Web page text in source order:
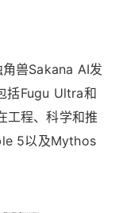
兽Sakana AI发
括Fugu Ultra和
工程、科学和推
5以及Mythos